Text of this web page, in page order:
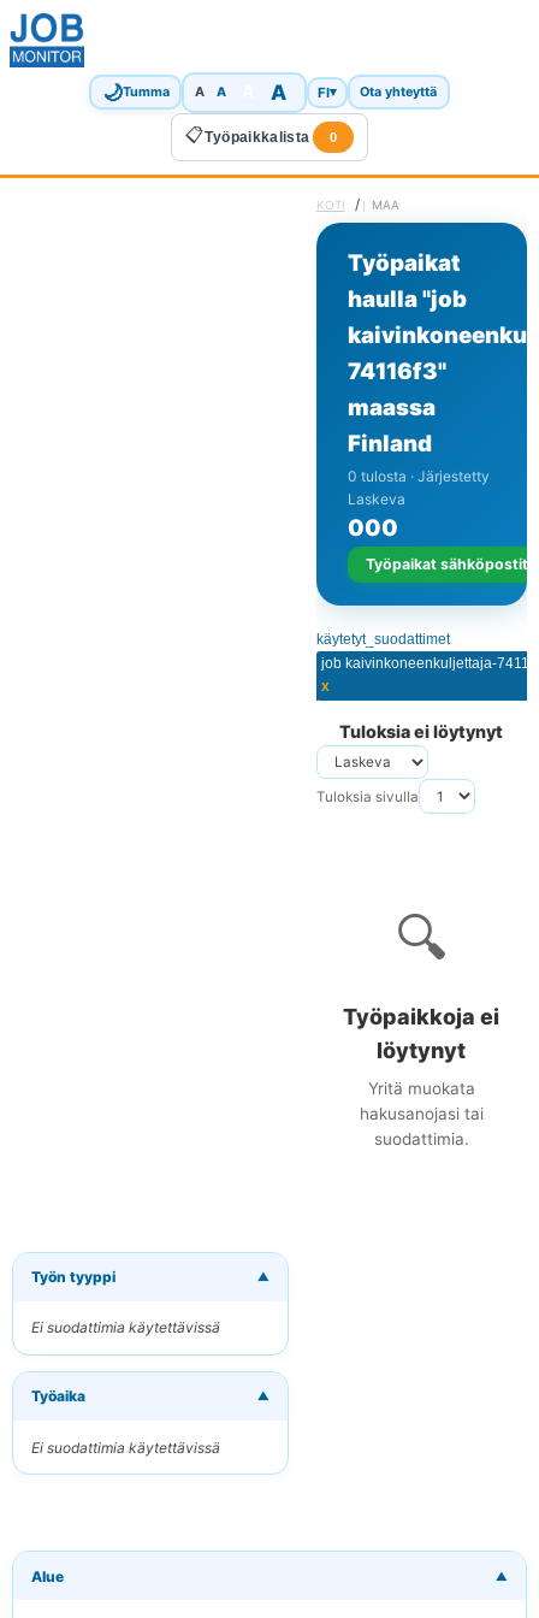
🌙Tumma A A A FI▾ Ota yhteyttä
📋Työpaikkalista 0
KOTI / MAA
Työpaikat
haulla "job
74116f3"
maassa
Finland
0 tulosta · Järjestetty
Laskeva
000
Työpaikat
käytetyt_suodattimet
job kaivinkoneenkuljettaja-
x
Tuloksia ei löytynyt
Tuloksia sivulla
🔍
Työpaikkoja ei
löytynyt
Yritä muokata
hakusanojasi tai
suodattimia.
Työn tyyppi ▼
Ei suodattimia käytettävissä
Työaika ▼
Ei suodattimia käytettävissä
Alue ▼